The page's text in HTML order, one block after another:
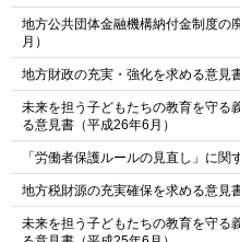
地方公共団体金融機構納付金制度の
月）
地方財政の充実・強化を求める意見
未来を担う子どもたちの教育を守る
る意見書（平成26年6月）
「労働者保護ルールの見直し」に関
地方税財源の充実確保を求める意見
未来を担う子どもたちの教育を守る